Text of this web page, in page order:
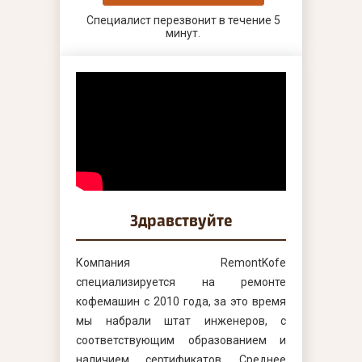
Специалист перезвонит в течение 5
минут.
Здравствуйте
Компания RemontKofe
специализируется на ремонте
кофемашин с 2010 года, за это время
мы набрали штат инженеров, с
соответствующим образованием и